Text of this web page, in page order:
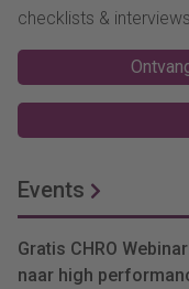
checklists &
Events
Gratis CHRO
naar high